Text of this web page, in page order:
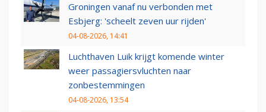
Groningen vanaf nu verbonden met
Esbjerg: 'scheelt zeven uur rijden'
04-08-2026, 14:41
Luchthaven Luik krijgt komende winter
weer passagiersvluchten naar
zonbestemmingen
04-08-2026, 13:54